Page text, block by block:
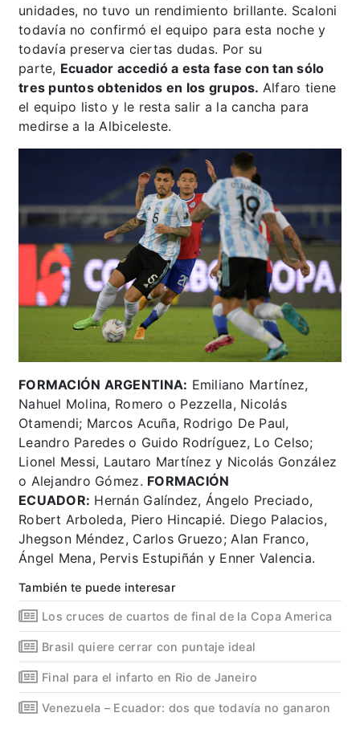
unidades, no tuvo un rendimiento brillante. Scaloni
todavía no confirmó el equipo para esta noche y
todavía preserva ciertas dudas. Por su
parte, Ecuador accedió a esta fase con tan sólo
tres puntos obtenidos en los grupos. Alfaro tiene
el equipo listo y le resta salir a la cancha para
medirse a la Albiceleste.
FORMACIÓN ARGENTINA: Emiliano Martínez,
Nahuel Molina, Romero o Pezzella, Nicolás
Otamendi; Marcos Acuña, Rodrigo De Paul,
Leandro Paredes o Guido Rodríguez, Lo Celso;
Lionel Messi, Lautaro Martínez y Nicolás González
o Alejandro Gómez. FORMACIÓN
ECUADOR: Hernán Galíndez, Ángelo Preciado,
Robert Arboleda, Piero Hincapié. Diego Palacios,
Jhegson Méndez, Carlos Gruezo; Alan Franco,
Ángel Mena, Pervis Estupiñán y Enner Valencia.
También te puede interesar
Los cruces de cuartos de final de la Copa America
Brasil quiere cerrar con puntaje ideal
Final para el infarto en Rio de Janeiro
Venezuela – Ecuador: dos que todavía no ganaron